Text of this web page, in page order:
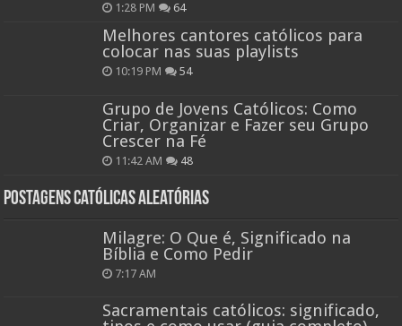
1:28 PM 64
Melhores cantores católicos para
colocar nas suas playlists
10:19 PM 54
Grupo de Jovens Católicos: Como
Criar, Organizar e Fazer seu Grupo
Crescer na Fé
11:42 AM 48
Postagens católicas aleatórias
Milagre: O Que é, Significado na
Bíblia e Como Pedir
7:17 AM
Sacramentais católicos: significado,